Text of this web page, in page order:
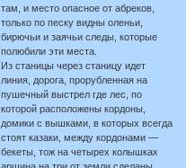
там, и место опасное от абреков,
только по песку видны оленьи,
бирючьи и заячьи следы, которые
полюбили эти места.
Из станицы через станицу идет
линия, дорога, прорубленная на
пушечный выстрел где лес, по
которой расположены кордоны,
домики с вышками, в которых всегда
стоят казаки, между кордонами —
бекеты, тож на четырех колышках